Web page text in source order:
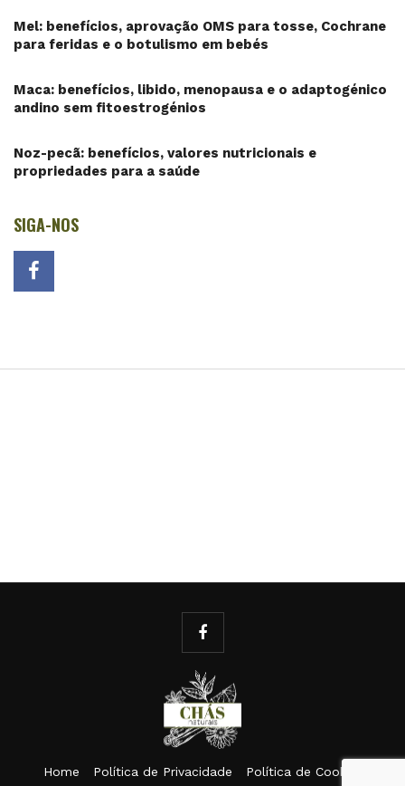
Mel: benefícios, aprovação OMS para tosse, Cochrane
para feridas e o botulismo em bebés
Maca: benefícios, libido, menopausa e o adaptogénico
andino sem fitoestrogénios
Noz-pecã: benefícios, valores nutricionais e
propriedades para a saúde
SIGA-NOS
Home Política de Privacidade
Política de Cookies